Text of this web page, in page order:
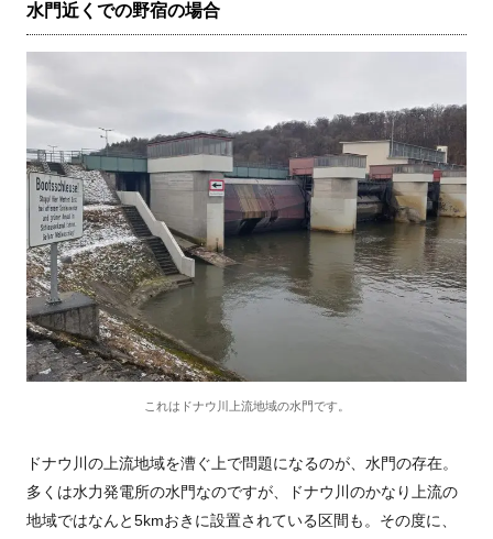
水門近くでの野宿の場合
これはドナウ川上流地域の水門です。
ドナウ川の上流地域を漕ぐ上で問題になるのが、水門の存在。
多くは水力発電所の水門なのですが、ドナウ川のかなり上流の
地域ではなんと5kmおきに設置されている区間も。その度に、